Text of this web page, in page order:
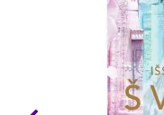
fizinio kūno ligos
dvasingumą kaip į
- Susan Liengu